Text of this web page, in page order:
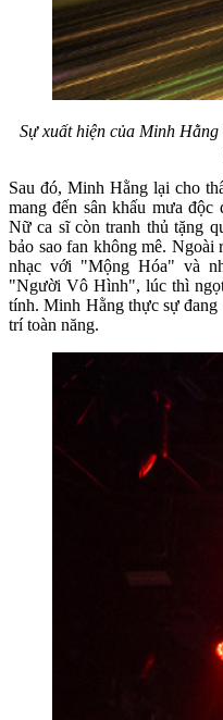
Sự xuất hiện của Minh
Sau đó, Minh Hằng lại cho
mang đến sân khấu mưa
Nữ ca sĩ còn tranh thủ tặng
bảo sao fan không mê. Ngoài
nhạc với "Mộng Hóa" và
"Người Vô Hình", lúc thì
tính. Minh Hằng thực sự
trí toàn năng.